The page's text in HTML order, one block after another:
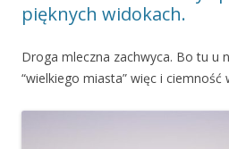
pięknych widokach.
Droga mleczna zachwyca. Bo tu u
“wielkiego miasta” więc i ciemność